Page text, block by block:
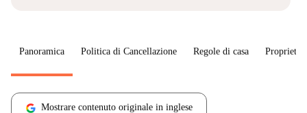
Panoramica Politica di Cancellazione Regole di casa
Mostrare contenuto originale in inglese